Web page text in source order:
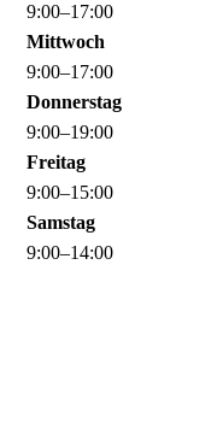
9:00–17:00
Mittwoch
9:00–17:00
Donnerstag
9:00–19:00
Freitag
9:00–15:00
Samstag
9:00–14:00